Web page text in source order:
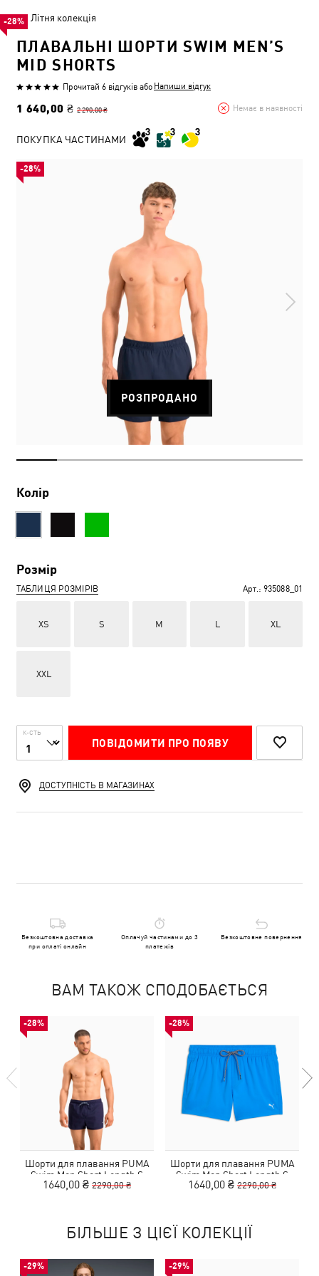
Літня колекція
ПЛАВАЛЬНІ ШОРТИ SWIM MEN’S
MID SHORTS
Прочитай 6 відгуків або Напиши відгук
1 640,00 ₴ 2 290,00 ₴ Немає в наявності
-28%
ПОКУПКА ЧАСТИНАМИ
РОЗПРОДАНО
Колір
Розмір
ТАБЛИЦЯ РОЗМІРІВ Арт.: 935088_01
XS S M L XL
XXL
К-СТЬ
ПОВІДОМИТИ ПРО ПОЯВУ
-28%
ДОСТУПНІСТЬ В МАГАЗИНАХ
Безкоштовна доставка
при оплаті онлайн
Оплачуй частинами до 3
платежів
Безкоштовне повернення
ВАМ ТАКОЖ СПОДОБАЄТЬСЯ
-28%
Шорти для плавання PUMA
Swim Men Short Length S
1640,00 ₴ 2290,00 ₴
-28%
Шорти для плавання PUMA
Swim Men Short Length S
1640,00 ₴ 2290,00 ₴
БІЛЬШЕ З ЦІЄЇ КОЛЕКЦІЇ
-29% -29%